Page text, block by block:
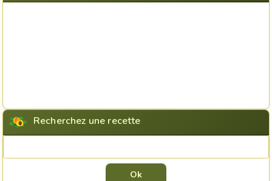
Recherchez une recette